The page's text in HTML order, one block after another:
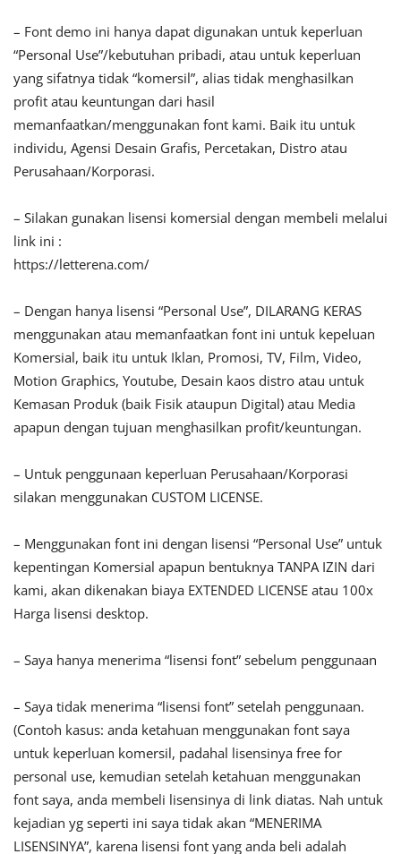
– Font demo ini hanya dapat digunakan untuk keperluan
“Personal Use”/kebutuhan pribadi, atau untuk keperluan
yang sifatnya tidak “komersil”, alias tidak menghasilkan
profit atau keuntungan dari hasil
memanfaatkan/menggunakan font kami. Baik itu untuk
individu, Agensi Desain Grafis, Percetakan, Distro atau
Perusahaan/Korporasi.
– Silakan gunakan lisensi komersial dengan membeli melalui
link ini :
https://letterena.com/
– Dengan hanya lisensi “Personal Use”, DILARANG KERAS
menggunakan atau memanfaatkan font ini untuk kepeluan
Komersial, baik itu untuk Iklan, Promosi, TV, Film, Video,
Motion Graphics, Youtube, Desain kaos distro atau untuk
Kemasan Produk (baik Fisik ataupun Digital) atau Media
apapun dengan tujuan menghasilkan profit/keuntungan.
– Untuk penggunaan keperluan Perusahaan/Korporasi
silakan menggunakan CUSTOM LICENSE.
– Menggunakan font ini dengan lisensi “Personal Use” untuk
kepentingan Komersial apapun bentuknya TANPA IZIN dari
kami, akan dikenakan biaya EXTENDED LICENSE atau 100x
Harga lisensi desktop.
– Saya hanya menerima “lisensi font” sebelum penggunaan
– Saya tidak menerima “lisensi font” setelah penggunaan.
(Contoh kasus: anda ketahuan menggunakan font saya
untuk keperluan komersil, padahal lisensinya free for
personal use, kemudian setelah ketahuan menggunakan
font saya, anda membeli lisensinya di link diatas. Nah untuk
kejadian yg seperti ini saya tidak akan “MENERIMA
LISENSINYA”, karena lisensi font yang anda beli adalah